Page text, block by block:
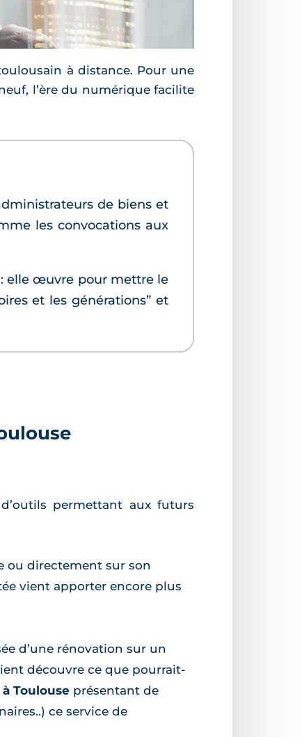
à distance. Pour une
l’ère du numérique facilite
de biens et
les convocations aux
: elle œuvre pour mettre le
et les générations” et
d’outils permettant aux futurs
ou directement sur son
vient apporter encore plus
d’une rénovation sur un
découvre ce que pourrait-
Toulouse présentant de
ce service de